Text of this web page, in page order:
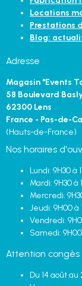
Locations
Prestations
Blog:
Adresse
Magasin "Events
58 Boulevard
62300 Lens
France - Pas-de-
(Hauts-de-France)
Nos horaires
Lundi: 9H30 à
Mardi: 9H30 à
Mercredi:
Jeudi: 9H00 à
Vendredi:
Samedi:
Attention congès
Du 14 août